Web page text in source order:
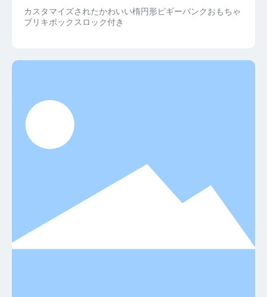
ンとロックセット
カスタマイズされたかわいい楕円形ピギーバンクおもちゃ
ブリキボックスロック付き